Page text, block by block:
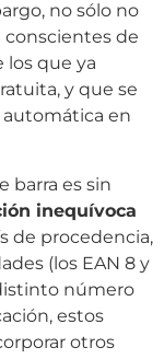
no sólo no
conscientes de
los que ya
y que se
en
barra es sin
inequívoca
de procedencia,
(los EAN 8 y
distinto número
estos
otros